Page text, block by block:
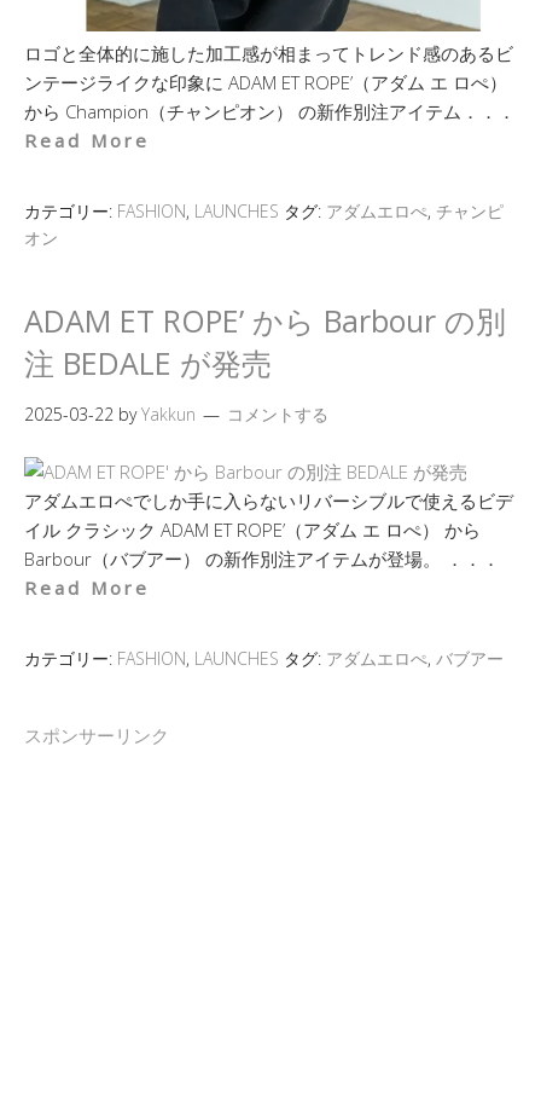
ロゴと全体的に施した加工感が相まってトレンド感のあるビ
ンテージライクな印象に ADAM ET ROPE’（アダム エ ロぺ）
から Champion（チャンピオン） の新作別注アイテム．．．
Read More
カテゴリー: FASHION, LAUNCHES タグ: アダムエロぺ, チャンピ
オン
ADAM ET ROPE’ から Barbour の別
注 BEDALE が発売
2025-03-22 byYakkun コメントする
アダムエロぺでしか手に入らないリバーシブルで使えるビデ
イル クラシック ADAM ET ROPE’（アダム エ ロぺ） から
Barbour（バブアー） の新作別注アイテムが登場。 ．．．
Read More
カテゴリー: FASHION, LAUNCHES タグ: アダムエロぺ, バブアー
スポンサーリンク